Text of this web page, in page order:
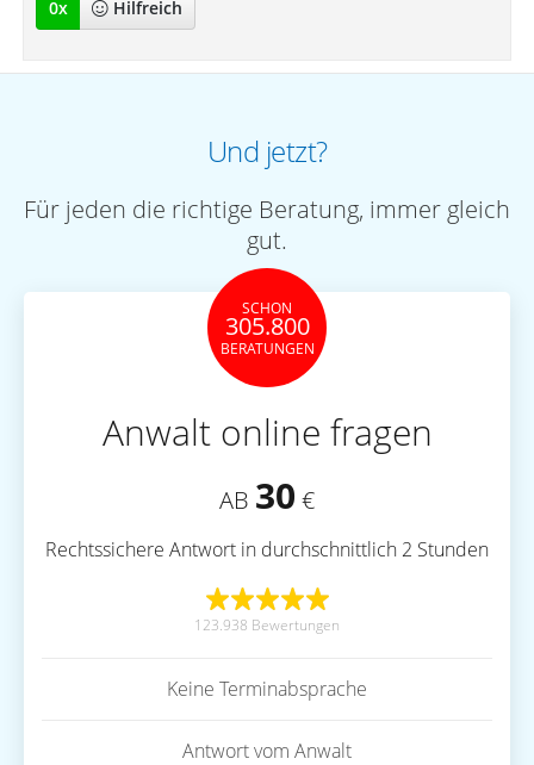
0x Hilfreich
Und jetzt?
Für jeden die richtige Beratung, immer gleich
gut.
SCHON
305.800
BERATUNGEN
Anwalt online fragen
AB 30 €
Rechtssichere Antwort in durchschnittlich 2 Stunden
123.938 Bewertungen
Keine Terminabsprache
Antwort vom Anwalt